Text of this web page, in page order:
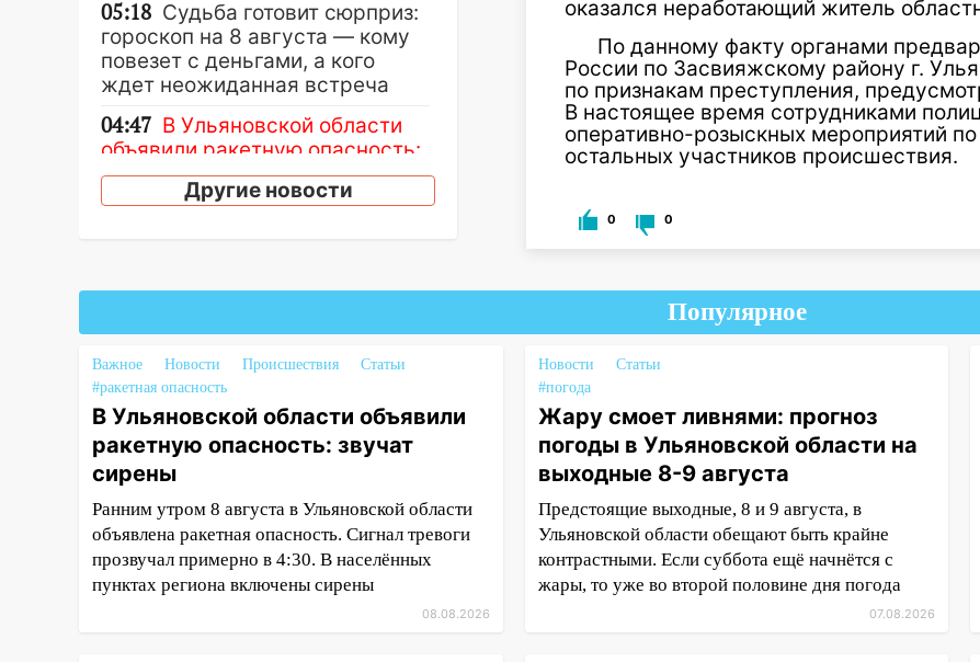
оказался неработающий житель
По данному факту органами
России по Засвияжскому району г.
по признакам преступления,
В настоящее время сотрудниками
оперативно-розыскных мероприятий
остальных участников происшествия.
0 0
05:18 Судьба готовит сюрприз:
гороскоп на 8 августа — кому
повезет с деньгами, а кого
ждет неожиданная встреча
04:47 В Ульяновской области
объявили ракетную опасность:
звучат сирены
07.08.2026
отсрочкой платежа до декабря
19:34 В следственном
управлении состоялось
торжественное мероприятие,
приуроченное к празднованию
Дня сотрудника органов
следствия Российской
Федерации
19:30 Ульяновцев приглашают
поддержать «Симбирскую
чебурашку» на фестивале
«ФормАРТ»
Другие новости
Популярное
Важное Новости Происшествия
Статьи
#ракетная опасность
В Ульяновской области объявили
ракетную опасность: звучат
сирены
Ранним утром 8 августа в Ульяновской области
объявлена ракетная опасность. Сигнал тревоги
прозвучал примерно в 4:30. В населённых
пунктах региона включены сирены
08.08.2026
Новости
Статьи
#погода
Жару смоет ливнями: прогноз
погоды в Ульяновской области на
выходные 8-9 августа
Предстоящие выходные, 8 и 9 августа, в
Ульяновской области обещают быть крайне
контрастными. Если суббота ещё начнётся с
жары, то уже во второй половине дня погода
07.08.2026